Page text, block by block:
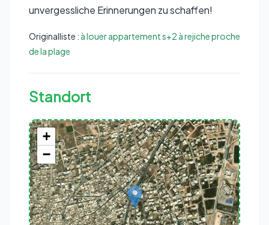
unvergessliche Erinnerungen zu schaffen!
Originalliste : à louer appartement s+2 à rejiche proche
de la plage
Standort
Rejiche, Rejiche Sud, Délégation Mahdia, Gouvernorat Mahdia, 5121,
Tunisie
+
−